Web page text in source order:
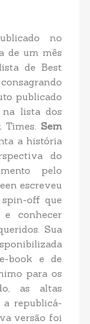
no
de um mês
de Best
publicado
lista dos
Times.Sem
a história
do
pelo
escreveu
off que
conhecer
Sua
book e de
para os
as altas
a republicá-
versão foi